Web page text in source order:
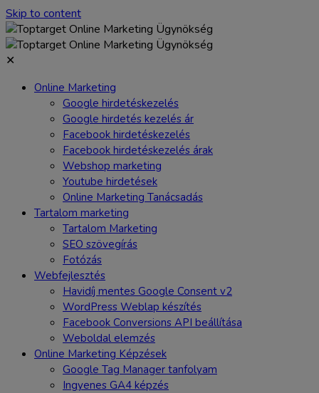
Skip to content
✕
Online Marketing
Google hirdetéskezelés
Google hirdetés kezelés ár
Facebook hirdetéskezelés
Facebook hirdetéskezelés árak
Webshop marketing
Youtube hirdetések
Online Marketing Tanácsadás
Tartalom marketing
Tartalom Marketing
SEO szövegírás
Fotózás
Webfejlesztés
Havidíj mentes Google Consent v2
WordPress Weblap készítés
Facebook Conversions API beállítása
Weboldal elemzés
Online Marketing Képzések
Google Tag Manager tanfolyam
Ingyenes GA4 képzés